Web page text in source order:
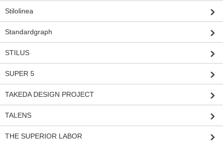
Stilolinea
Standardgraph
STILUS
SUPER 5
TAKEDA DESIGN PROJECT
TALENS
THE SUPERIOR LABOR